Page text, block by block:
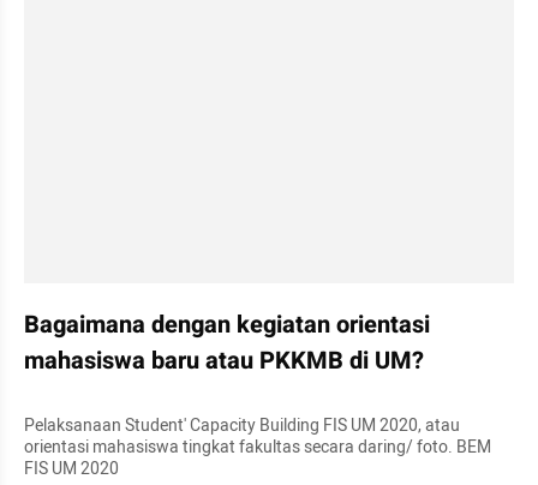
Bagaimana dengan kegiatan orientasi
mahasiswa baru atau PKKMB di UM?
Pelaksanaan Student' Capacity Building FIS UM 2020, atau
orientasi mahasiswa tingkat fakultas secara daring/ foto. BEM
FIS UM 2020